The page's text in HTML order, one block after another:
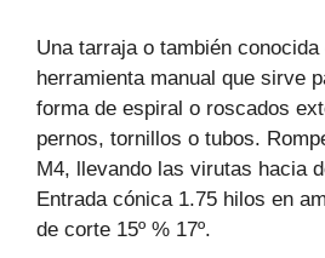
Una tarraja o también
herramienta manual que sirve
forma de espiral o roscados
pernos, tornillos o tubos.
M4, llevando las virutas hacia
Entrada cónica 1.75 hilos en
de corte 15º % 17º.